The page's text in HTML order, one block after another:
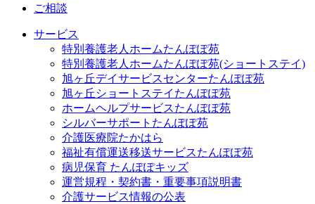
ご相談
サービス
特別養護老人ホームたんぽぽ苑
特別養護老人ホームたんぽぽ苑(ショートステイ)
旭ヶ丘デイサービスセンターたんぽぽ苑
旭ヶ丘ショートステイたんぽぽ苑
ホームヘルプサービスたんぽぽ苑
シルバーサポートたんぽぽ苑
介護医療院たかはら
福祉有償運送移送サービスたんぽぽ苑
病児保育 たんぽぽキッズ
運営規程・契約書・重要事項説明書
介護サービス情報の公表